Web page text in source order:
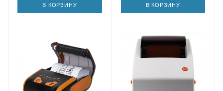
В КОРЗИНУ В КОРЗИНУ